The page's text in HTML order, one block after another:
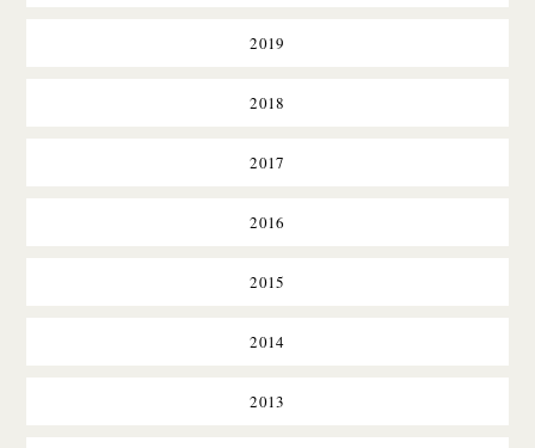
2019
2018
2017
2016
2015
2014
2013